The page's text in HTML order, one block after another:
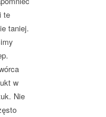
te
taniej.
w
Nie